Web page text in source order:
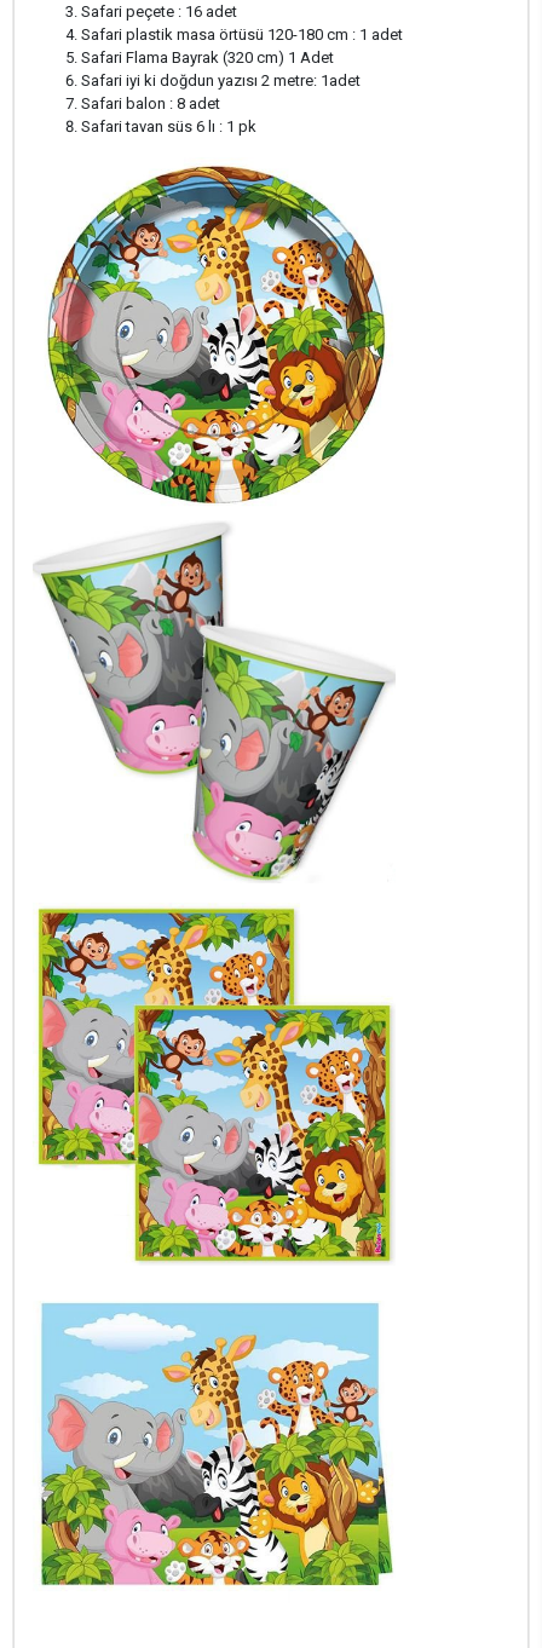
Safari peçete : 16 adet
Safari plastik masa örtüsü 120-180 cm : 1 adet
Safari Flama Bayrak (320 cm) 1 Adet
Safari iyi ki doğdun yazısı 2 metre: 1adet
Safari balon : 8 adet
Safari tavan süs 6 lı : 1 pk